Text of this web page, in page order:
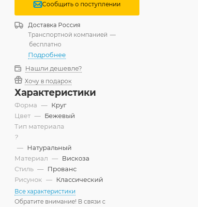
Сообщить о поступлении
Доставка Россия
Транспортной компанией —
бесплатно
Подробнее
Нашли дешевле?
Хочу в подарок
Характеристики
Форма — Круг
Цвет — Бежевый
Тип материала
?
— Натуральный
Материал — Вискоза
Стиль — Прованс
Рисунок — Классический
Все характеристики
Обратите внимание! В связи с